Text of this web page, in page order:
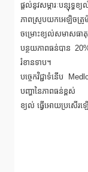
ផ្តល់នូវសម្ភារៈបន្សុទ្
ភាពស្រូបយកអេឡិចត្រូម៉
ចម្រោះខ្យល់សមាសធា
បន្ថយភាពធន់បាន
រំខានទាប។
បច្ចេកវិជ្ជាទំនើប
បញ្ហានៃភាពធន់ខ្ពស់
ខ្យល់ ធ្វើអោយប្រសើរឡ